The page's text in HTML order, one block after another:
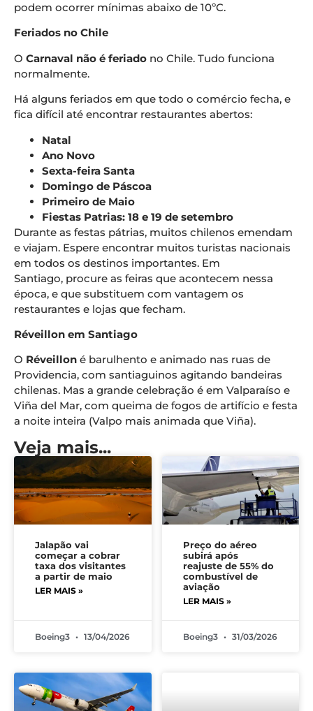
podem ocorrer mínimas abaixo de 10ºC.
Feriados no Chile
O Carnaval não é feriado no Chile. Tudo funciona
normalmente.
Há alguns feriados em que todo o comércio fecha, e
fica difícil até encontrar restaurantes abertos:
Natal
Ano Novo
Sexta-feira Santa
Domingo de Páscoa
Primeiro de Maio
Fiestas Patrias: 18 e 19 de setembro
Durante as festas pátrias, muitos chilenos emendam
e viajam. Espere encontrar muitos turistas nacionais
em todos os destinos importantes. Em
Santiago, procure as feiras que acontecem nessa
época, e que substituem com vantagem os
restaurantes e lojas que fecham.
Réveillon em Santiago
O Réveillon é barulhento e animado nas ruas de
Providencia, com santiaguinos agitando bandeiras
chilenas. Mas a grande celebração é em Valparaíso e
Viña del Mar, com queima de fogos de artifício e festa
a noite inteira (Valpo mais animada que Viña).
Veja mais...
Jalapão vai
começar a cobrar
taxa dos visitantes
a partir de maio
LER MAIS »
Boeing3 13/04/2026
Preço do aéreo
subirá após
reajuste de 55% do
combustível de
aviação
LER MAIS »
Boeing3 31/03/2026